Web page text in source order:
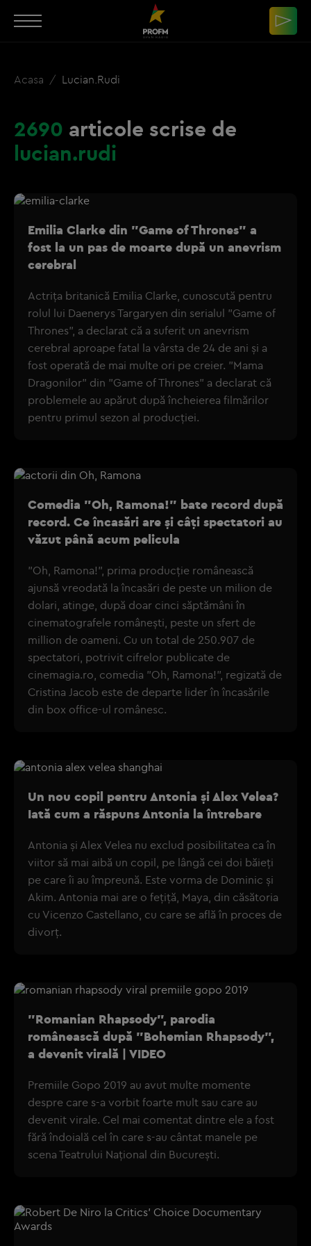
Acasa Lucian.rudi
2690 articole scrise de
lucian.rudi
Emilia Clarke din "Game of Thrones" a
fost la un pas de moarte după un anevrism
cerebral
Actriţa britanică Emilia Clarke, cunoscută pentru
rolul lui Daenerys Targaryen din serialul "Game of
Thrones", a declarat că a suferit un anevrism
cerebral aproape fatal la vârsta de 24 de ani şi a
fost operată de mai multe ori pe creier. "Mama
Dragonilor" din "Game of Thrones" a declarat că
problemele au apărut după încheierea filmărilor
pentru primul sezon al producţiei.
Comedia "Oh, Ramona!" bate record după
record. Ce încasări are și câți spectatori au
văzut până acum pelicula
”Oh, Ramona!”, prima producție românească
ajunsă vreodată la încasări de peste un milion de
dolari, atinge, după doar cinci săptămâni în
cinematografele românești, peste un sfert de
million de oameni. Cu un total de 250.907 de
spectatori, potrivit cifrelor publicate de
cinemagia.ro, comedia ”Oh, Ramona!”, regizată de
Cristina Jacob este de departe lider în încasările
din box office-ul românesc.
Un nou copil pentru Antonia şi Alex Velea?
Iată cum a răspuns Antonia la întrebare
Antonia și Alex Velea nu exclud posibilitatea ca în
viitor să mai aibă un copil, pe lângă cei doi băieți
pe care îi au împreună. Este vorma de Dominic și
Akim. Antonia mai are o fețiță, Maya, din căsătoria
cu Vicenzo Castellano, cu care se află în proces de
divorț.
"Romanian Rhapsody", parodia
românească după "Bohemian Rhapsody",
a devenit virală | VIDEO
Premiile Gopo 2019 au avut multe momente
despre care s-a vorbit foarte mult sau care au
devenit virale. Cel mai comentat dintre ele a fost
fără îndoială cel în care s-au cântat manele pe
scena Teatrului Național din București.